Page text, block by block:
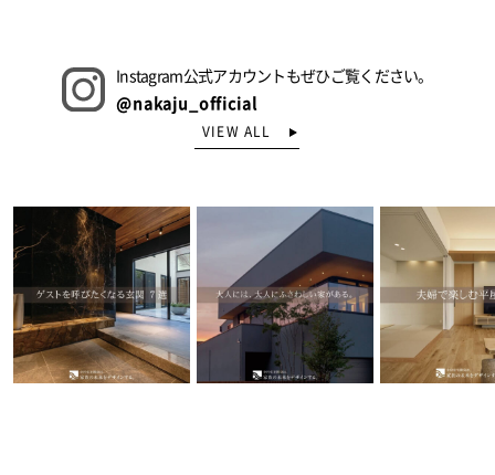
Instagram公式アカウントもぜひご覧ください。
@nakaju_official
VIEW ALL